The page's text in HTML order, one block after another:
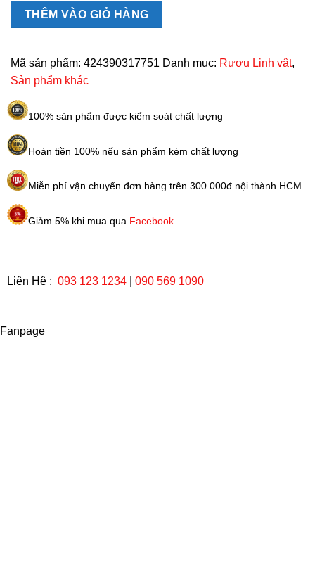
của
Nga
lượng
THÊM VÀO GIỎ HÀNG
Mã sản phẩm: 424390317751 Danh mục: Rượu Linh vật,
Sản phẩm khác
100% sản phẩm được kiểm soát chất lượng
Hoàn tiền 100% nếu sản phẩm kém chất lượng
Miễn phí vận chuyển đơn hàng trên 300.000đ nội thành HCM
Giảm 5% khi mua qua Facebook
Liên Hệ : 093 123 1234 090 569 1090
Fanpage